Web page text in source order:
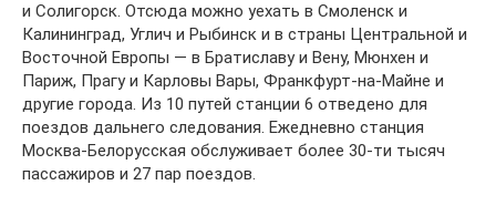
и Солигорск. Отсюда можно уехать в Смоленск и
Калининград, Углич и Рыбинск и в страны Центральной и
Восточной Европы — в Братиславу и Вену, Мюнхен и
Париж, Прагу и Карловы Вары, Франкфурт-на-Майне и
другие города. Из 10 путей станции 6 отведено для
поездов дальнего следования. Ежедневно станция
Москва-Белорусская обслуживает более 30-ти тысяч
пассажиров и 27 пар поездов.